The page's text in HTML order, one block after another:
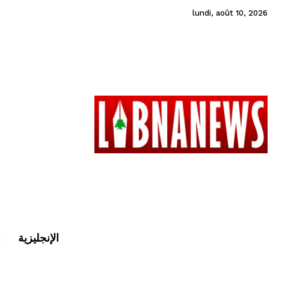
lundi, août 10, 2026
الإنجليزية